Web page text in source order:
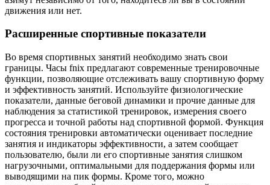
движения или нет.
Расширенные спортивные показатели
Во время спортивных занятий необходимо знать свои
границы. Часы fnix предлагают современные тренировочные
функции, позволяющие отслеживать вашу спортивную форму
и эффективность занятий. Используйте физиологические
показатели, данные беговой динамики и прочие данные для
наблюдения за статистикой тренировок, измерения своего
прогресса и точной работы над спортивной формой. Функция
состояния тренировки автоматически оценивает последние
занятия и индикаторы эффективности, а затем сообщает
пользователю, были ли его спортивные занятия слишком
нагрузочными, оптимальными для поддержания формы или
выводящими на пик формы. Кроме того, можно